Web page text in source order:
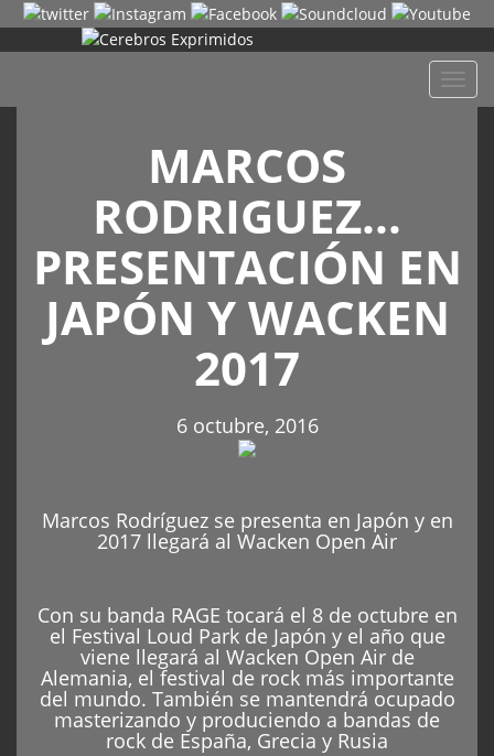
MARCOS
RODRIGUEZ…
PRESENTACIÓN EN
JAPÓN Y WACKEN
2017
6 octubre, 2016
Marcos Rodríguez se presenta en Japón y en
2017 llegará al Wacken Open Air
Con su banda RAGE tocará el 8 de octubre en
el Festival Loud Park de Japón y el año que
viene llegará al Wacken Open Air de
Alemania, el festival de rock más importante
del mundo. También se mantendrá ocupado
masterizando y produciendo a bandas de
rock de España, Grecia y Rusia